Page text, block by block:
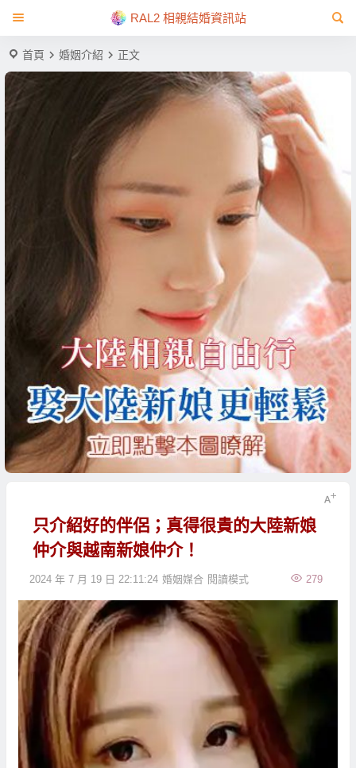
RAL2 相親結婚資訊站
首頁 婚姻介紹 正文
只介紹好的伴侶；真得很貴的大陸新娘
仲介與越南新娘仲介！
2024 年 7 月 19 日 22:11:24 婚姻媒合 279
閱讀模式